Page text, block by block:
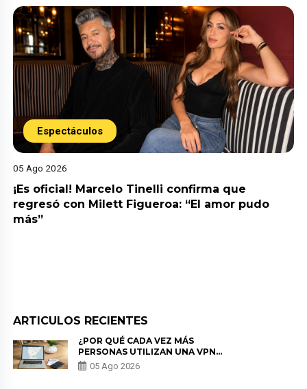
Espectáculos
05 Ago 2026
¡Es oficial! Marcelo Tinelli confirma que
regresó con Milett Figueroa: “El amor pudo
más”
ARTICULOS RECIENTES
¿POR QUÉ CADA VEZ MÁS
PERSONAS UTILIZAN UNA VPN
PARA PROTEGER SU
PRIVACIDAD?
05 Ago 2026